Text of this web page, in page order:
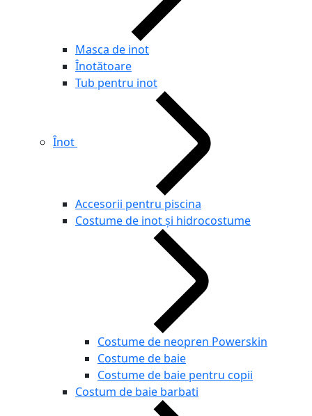
Masca de inot
Înotătoare
Tub pentru inot
Înot
Accesorii pentru piscina
Costume de inot și hidrocostume
Costume de neopren Powerskin
Costume de baie
Costume de baie pentru copii
Costum de baie barbati